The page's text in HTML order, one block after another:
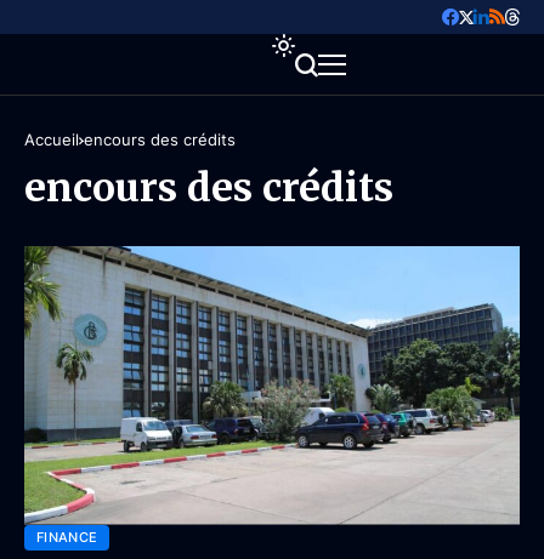
Accueil encours des crédits
encours des crédits
FINANCE